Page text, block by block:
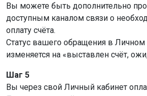
Вы можете быть дополнительно
доступным каналом связи о
оплату счёта.
Статус вашего обращения в Личном
изменяется на «выставлен счёт,
Шаг 5
Вы через свой Личный кабинет